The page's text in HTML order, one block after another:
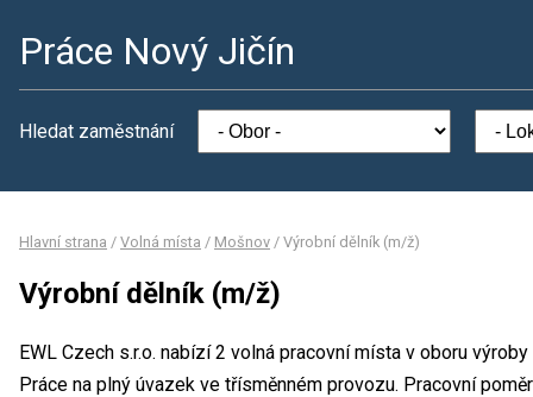
Práce Nový Jičín
Hledat zaměstnání
Hlavní strana / Volná místa / Mošnov / Výrobní dělník (m/ž)
Výrobní dělník (m/ž)
EWL Czech s.r.o. nabízí 2 volná pracovní místa v oboru
Práce na plný úvazek ve třísměnném provozu. Pracovní